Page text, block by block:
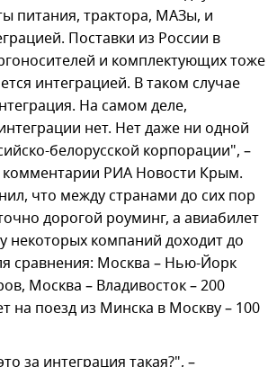
питания, трактора, МАЗы, и
Поставки из России в
и комплектующих тоже
интеграцией. В таком случае
На самом деле,
нет. Нет даже ни одной
белорусской корпорации", –
комментарии РИА Новости Крым.
что между странами до сих пор
дорогой роуминг, а авиабилет
некоторых компаний доходит до
сравнения: Москва – Нью-Йорк
Москва – Владивосток – 200
на поезд из Минска в Москву – 100
за интеграция такая?", –